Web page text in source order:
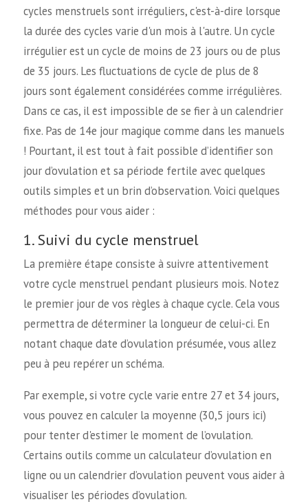
cycles menstruels sont irréguliers, c'est-à-dire lorsque
la durée des cycles varie d'un mois à l'autre. Un cycle
irrégulier est un cycle de moins de 23 jours ou de plus
de 35 jours. Les fluctuations de cycle de plus de 8
jours sont également considérées comme irrégulières.
Dans ce cas, il est impossible de se fier à un calendrier
fixe. Pas de 14e jour magique comme dans les manuels
! Pourtant, il est tout à fait possible d’identifier son
jour d’ovulation et sa période fertile avec quelques
outils simples et un brin d’observation. Voici quelques
méthodes pour vous aider :
1. Suivi du cycle menstruel
La première étape consiste à suivre attentivement
votre cycle menstruel pendant plusieurs mois. Notez
le premier jour de vos règles à chaque cycle. Cela vous
permettra de déterminer la longueur de celui-ci. En
notant chaque date d’ovulation présumée, vous allez
peu à peu repérer un schéma.
Par exemple, si votre cycle varie entre 27 et 34 jours,
vous pouvez en calculer la moyenne (30,5 jours ici)
pour tenter d'estimer le moment de l’ovulation.
Certains outils comme un calculateur d’ovulation en
ligne ou un calendrier d’ovulation peuvent vous aider à
visualiser les périodes d’ovulation.